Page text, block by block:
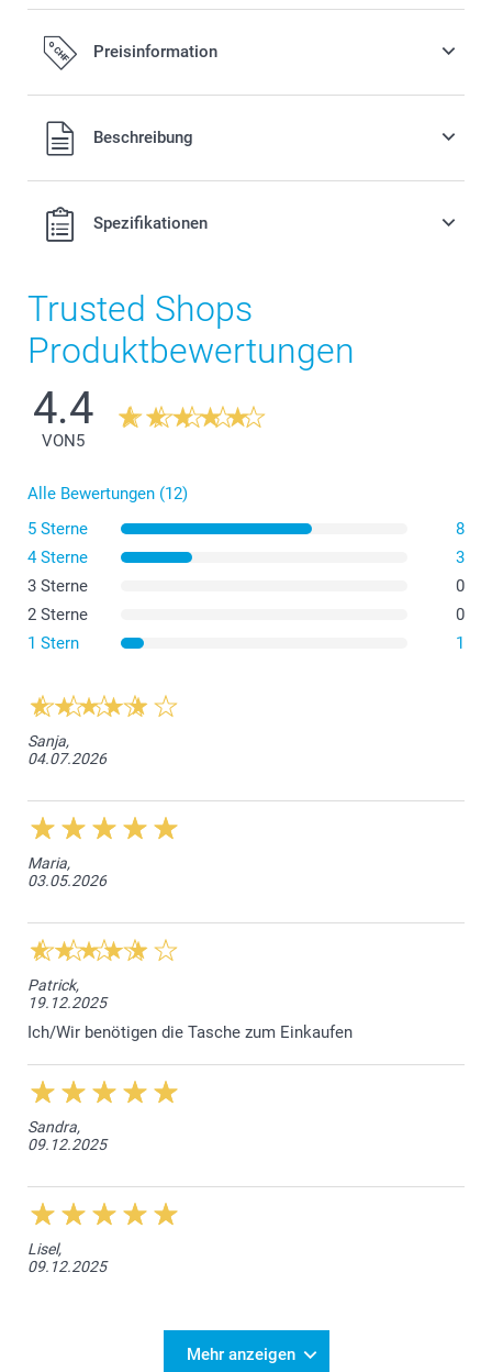
Preisinformation
Alle Preise verstehen sich in Schweizer Franken (CHF) inkl.
MwSt. und zzgl. Versandkosten.
Beschreibung
Spezifikationen
Trusted Shops
Produktbewertungen
4.4
VON 5
Alle Bewertungen (12)
5 Sterne
8
4 Sterne
3
3 Sterne
0
2 Sterne
0
1 Stern
1
Sanja,
04.07.2026
Maria,
03.05.2026
Patrick,
19.12.2025
Ich/Wir benötigen die Tasche zum Einkaufen
Sandra,
09.12.2025
Lisel,
09.12.2025
Mehr anzeigen